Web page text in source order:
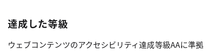
達成した等級
ウェブコンテンツのアクセシビリティ達成等級AAに準拠